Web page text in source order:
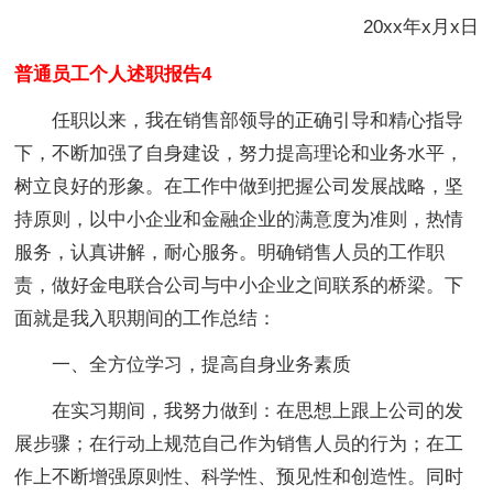
20xx年x月x日
普通员工个人述职报告4
任职以来，我在销售部领导的正确引导和精心指导
下，不断加强了自身建设，努力提高理论和业务水平，
树立良好的形象。在工作中做到把握公司发展战略，坚
持原则，以中小企业和金融企业的满意度为准则，热情
服务，认真讲解，耐心服务。明确销售人员的工作职
责，做好金电联合公司与中小企业之间联系的桥梁。下
面就是我入职期间的工作总结：
一、全方位学习，提高自身业务素质
在实习期间，我努力做到：在思想上跟上公司的发
展步骤；在行动上规范自己作为销售人员的行为；在工
作上不断增强原则性、科学性、预见性和创造性。同时